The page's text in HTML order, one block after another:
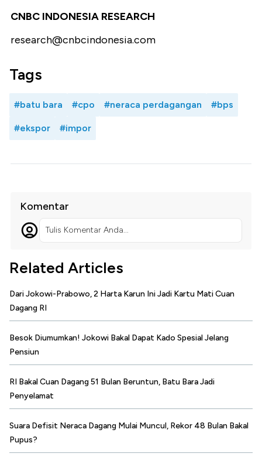
CNBC INDONESIA RESEARCH
research@cnbcindonesia.com
Tags
#batu bara #cpo #neraca perdagangan #bps
#ekspor #impor
Komentar
Tulis Komentar Anda...
Related Articles
Dari Jokowi-Prabowo, 2 Harta Karun Ini Jadi Kartu Mati Cuan
Dagang RI
Besok Diumumkan! Jokowi Bakal Dapat Kado Spesial Jelang
Pensiun
RI Bakal Cuan Dagang 51 Bulan Beruntun, Batu Bara Jadi
Penyelamat
Suara Defisit Neraca Dagang Mulai Muncul, Rekor 48 Bulan Bakal
Pupus?